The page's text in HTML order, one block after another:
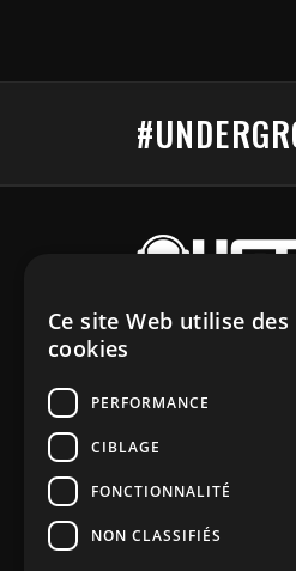
UGT
Ce site Web utilise des
cookies
PERFORMANCE
CIBLAGE
FONCTIONNALITÉ
NON CLASSIFIÉS